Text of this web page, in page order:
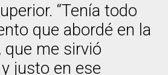
“Tenía todo
que abordé en la
que me sirvió
justo en ese